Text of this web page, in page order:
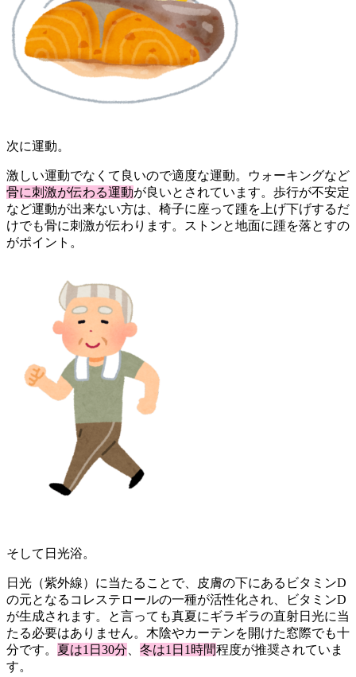
次に運動。
激しい運動でなくて良いので適度な運動。ウォーキングなど
骨に刺激が伝わる運動が良いとされています。歩行が不安定
など運動が出来ない方は、椅子に座って踵を上げ下げするだ
けでも骨に刺激が伝わります。ストンと地面に踵を落とすの
がポイント。
そして日光浴。
日光（紫外線）に当たることで、皮膚の下にあるビタミンD
の元となるコレステロールの一種が活性化され、ビタミンD
が生成されます。と言っても真夏にギラギラの直射日光に当
たる必要はありません。木陰やカーテンを開けた窓際でも十
分です。 夏は1日30分 冬は1日1時間程度が推奨されていま
す。